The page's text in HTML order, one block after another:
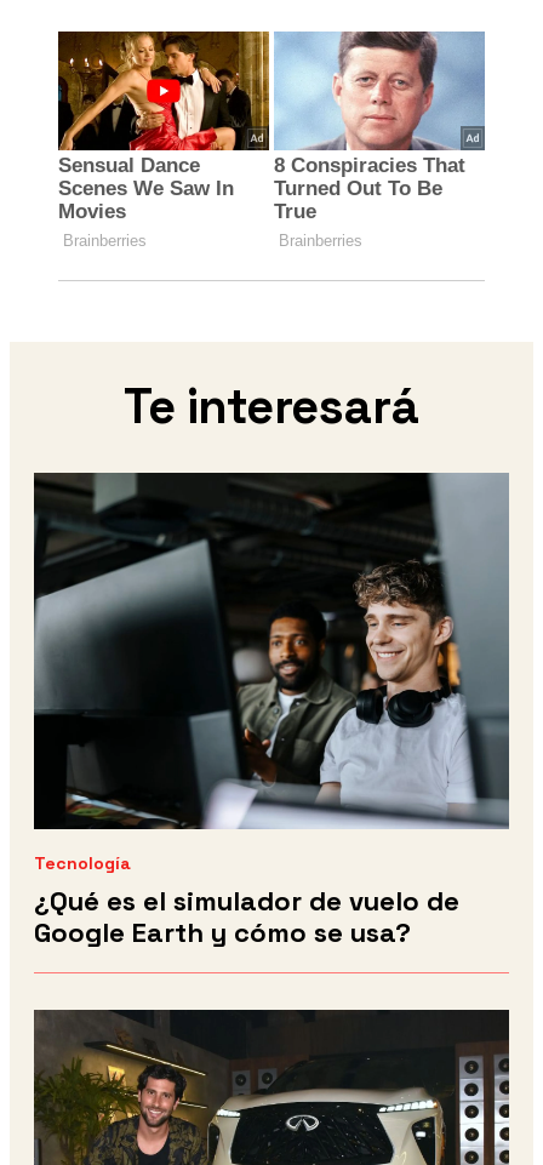
Te interesará
Tecnología
¿Qué es el simulador de vuelo de
Google Earth y cómo se usa?